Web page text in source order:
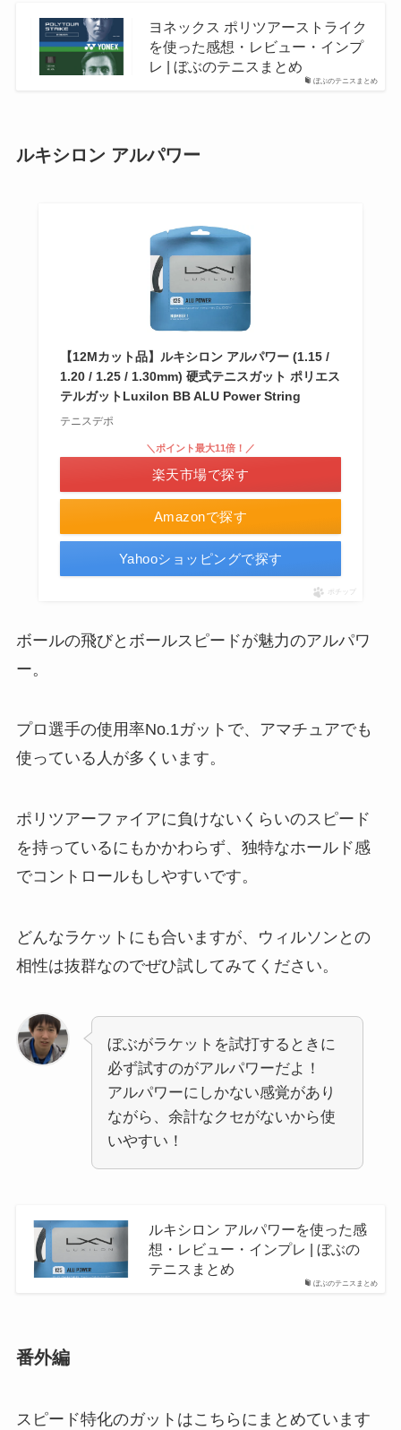
ぼぶのテニスまとめ
ヨネックス ポリツアーストライク
を使った感想・レビュー・インプ
レ | ぼぶのテニスまとめ
ルキシロン アルパワー
【12Mカット品】ルキシロン アルパワー (1.15 /
1.20 / 1.25 / 1.30mm) 硬式テニスガット ポリエス
テルガットLuxilon BB ALU Power String
テニスデポ
Amazonで探す
＼ポイント最大11倍！／
楽天市場で探す
Yahooショッピングで探す
ポチップ
ボールの飛びとボールスピードが魅力のアルパワ
ー。
プロ選手の使用率No.1ガットで、アマチュアでも
使っている人が多くいます。
ポリツアーファイアに負けないくらいのスピード
を持っているにもかかわらず、独特なホールド感
でコントロールもしやすいです。
どんなラケットにも合いますが、ウィルソンとの
相性は抜群なのでぜひ試してみてください。
ぼぶがラケットを試打するときに
必ず試すのがアルパワーだよ！
アルパワーにしかない感覚があり
ながら、余計なクセがないから使
いやすい！
ぼぶのテニスまとめ
ルキシロン アルパワーを使った感
想・レビュー・インプレ | ぼぶの
テニスまとめ
番外編
スピード特化のガットはこちらにまとめています